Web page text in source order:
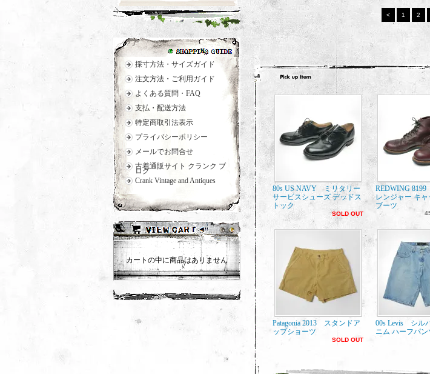
採寸方法・サイズガイド
注文方法・ご利用ガイド
よくある質問・FAQ
支払・配送方法
特定商取引法表示
プライバシーポリシー
メールでお問合せ
古着通販サイト クランク ブ
ログ
Crank Vintage and Antiques
カートの中に商品はありません
< 1 2
80s US NAVY ミリタリー
サービスシューズ デッドス
トック
SOLD OUT
REDWING
レンジャー キャ
ブーツ
Patagonia 2013 スタンドア
ップショーツ
SOLD OUT
00s Levis シル
ニム ハーフパン